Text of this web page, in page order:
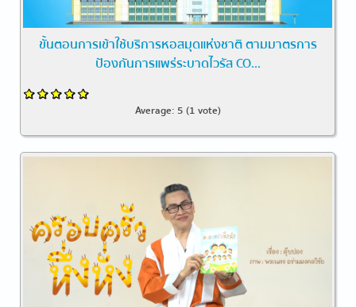
ขั้นตอนการเข้าใช้บริการหอสมุดแห่งชาติ ตามมาตรการ
ป้องกันการแพร่ระบาดไวรัส CO...
Average: 5 (1 vote)